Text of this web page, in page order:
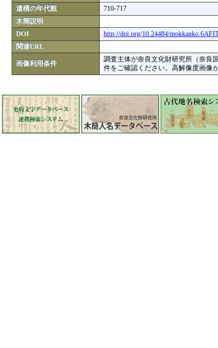
遺構の年代観
710-717
木簡説明
DOI
http://doi.org/10.24484/
関連URL
画像利用条件
調査主体が奈良文化財研究所（奈良
件をご確認ください。高解像度画像